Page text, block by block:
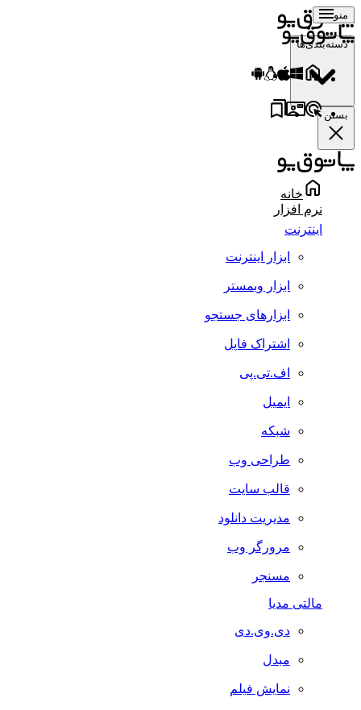
منو
دسته‌بندی‌ها
بستن
خانه
نرم افزار
اینترنت
ابزار اینترنت
ابزار وبمستر
ابزارهای جستجو
اشتراک فایل
اف.تی.پی
ایمیل
شبکه
طراحی وب
قالب سایت
مدیریت دانلود
مرورگر وب
مسنجر
مالتی مدیا
دی.وی.دی
مبدل
نمایش فیلم